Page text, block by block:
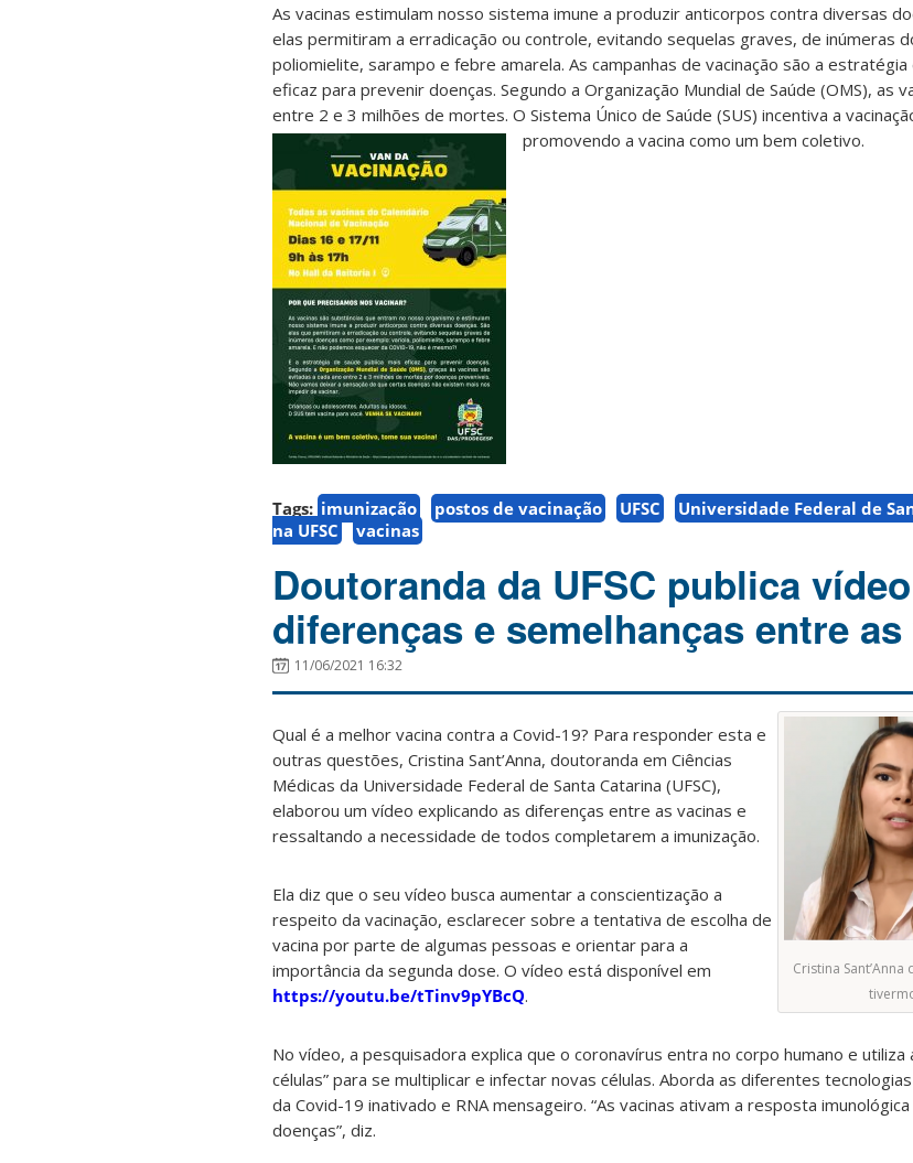
As vacinas estimulam nosso sistema imune a produzir anticorpos contra diversas
elas permitiram a erradicação ou controle, evitando sequelas graves, de inúmeras
poliomielite, sarampo e febre amarela. As campanhas de vacinação são a estratégia
eficaz para prevenir doenças. Segundo a Organização Mundial de Saúde (OMS), as
entre 2 e 3 milhões de mortes. O Sistema Único de Saúde (SUS) incentiva a
promovendo a vacina como um bem coletivo.
Tags: imunização postos de vacinação UFSC Universidade Federal de
na UFSC
vacinas
Doutoranda da UFSC publica
diferenças e semelhanças entre
11/06/2021 16:32
Cristina
Qual é a melhor vacina contra a Covid-19? Para responder esta e
outras questões, Cristina Sant’Anna, doutoranda em Ciências
Médicas da Universidade Federal de Santa Catarina (UFSC),
elaborou um vídeo explicando as diferenças entre as vacinas e
ressaltando a necessidade de todos completarem a imunização.
Ela diz que o seu vídeo busca aumentar a conscientização a
respeito da vacinação, esclarecer sobre a tentativa de escolha de
vacina por parte de algumas pessoas e orientar para a
importância da segunda dose. O vídeo está disponível em
https://youtu.be/tTinv9pYBcQ.
No vídeo, a pesquisadora explica que o coronavírus entra no corpo humano e utiliza
células” para se multiplicar e infectar novas células. Aborda as diferentes
da Covid-19 inativado e RNA mensageiro. “As vacinas ativam a resposta
doenças”, diz.